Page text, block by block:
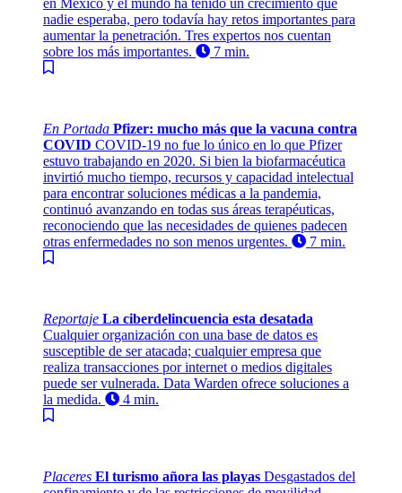
en México y el mundo ha tenido un crecimiento que
nadie esperaba, pero todavía hay retos importantes para
aumentar la penetración. Tres expertos nos cuentan
sobre los más importantes.
7 min.
En Portada Pfizer: mucho más que la vacuna contra
COVID COVID-19 no fue lo único en lo que Pfizer
estuvo trabajando en 2020. Si bien la biofarmacéutica
invirtió mucho tiempo, recursos y capacidad intelectual
para encontrar soluciones médicas a la pandemia,
continuó avanzando en todas sus áreas terapéuticas,
reconociendo que las necesidades de quienes padecen
otras enfermedades no son menos urgentes.
7 min.
Reportaje La ciberdelincuencia esta desatada
Cualquier organización con una base de datos es
susceptible de ser atacada; cualquier empresa que
realiza transacciones por internet o medios digitales
puede ser vulnerada. Data Warden ofrece soluciones a
la medida.
4 min.
Placeres El turismo añora las playas Desgastados del